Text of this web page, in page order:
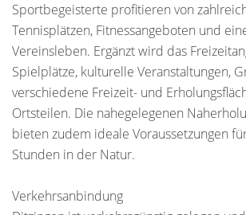
Sportbegeisterte profitieren von
Tennisplätzen, Fitnessangeboten und
Vereinsleben. Ergänzt wird das
Spielplätze, kulturelle Veranstaltungen,
verschiedene Freizeit- und
Ortsteilen. Die nahegelegenen
bieten zudem ideale Voraussetzungen
Stunden in der Natur.
Verkehrsanbindung